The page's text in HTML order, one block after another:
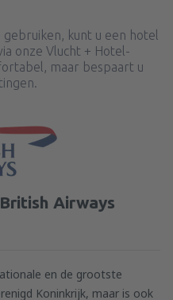
kunt u een hotel
onze Vlucht + Hotel-
maar bespaart u
Airways
en de grootste
Koninkrijk, maar is ook